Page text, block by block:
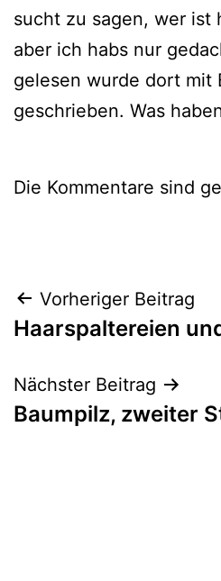
sucht zu sagen, wer ist
aber ich habs nur
gele­sen wur­de dort mit
geschrie­ben. Was
Die Kommentare sind
Vorheriger Beitrag
Haarspaltereien
Nächster Beitrag
Baumpilz, zweiter